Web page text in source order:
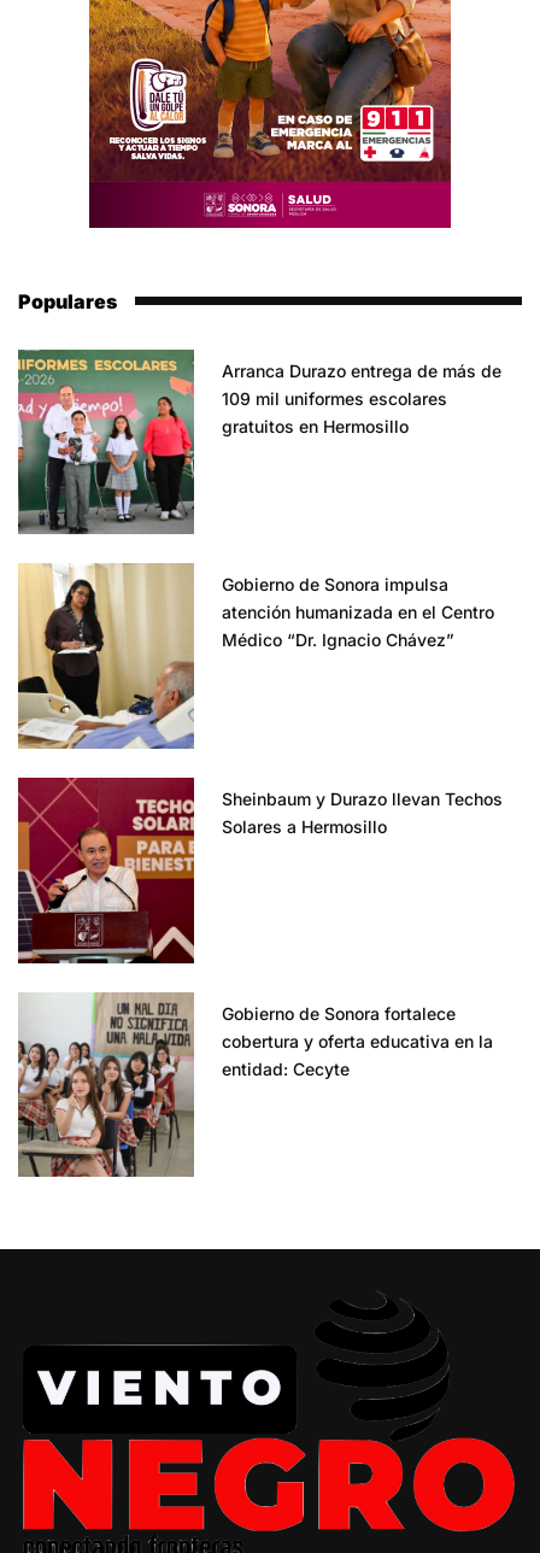
Populares
Arranca Durazo entrega de más de
109 mil uniformes escolares
gratuitos en Hermosillo
Gobierno de Sonora impulsa
atención humanizada en el Centro
Médico “Dr. Ignacio Chávez”
Sheinbaum y Durazo llevan Techos
Solares a Hermosillo
Gobierno de Sonora fortalece
cobertura y oferta educativa en la
entidad: Cecyte